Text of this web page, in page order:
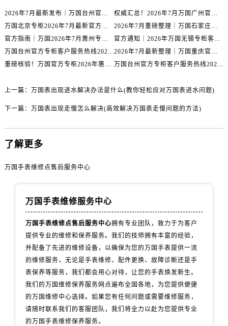
山西省忻州市忻府区和平东街与七一南路交叉口万国售后服务中心（需提前预约）
山西省长治市潞州区英雄中路万国售后服务中心（需提前预约）
天津市和平区赤峰道136号天津国际金融中心26层2603室万国售后服务中心（需提前预约）
2026年7月最新发布｜万国台州官方专柜客户服务热线与专柜信息攻略
权威汇总！2026年7月万国广州官方专柜客户服务电话及门店名录
万国北京专柜2026年7月最新官方客服热线｜门店信息及服务攻略发布
2026年7月重磅整理｜万国石家庄官方专柜服务电话&客户服务中心公告
官方指南｜万国2026年7月惠州专柜客户服务热线与门店信息全攻略
官方通知｜2026年万国无锡专柜客户服务热线全新升级（附7月最新专柜信息汇总）
万国台州官方专柜客户服务热线2026年7月最新公告｜专柜信息权威核验
2026年7月最新整理｜万国重庆官方专柜名录+客服电话，门店信息大公开
重磅核验！万国官方专柜2026年惠州客户服务热线与门店信息（7月最新）
万国台州官方专柜客户服务热线2026年7月最新通告｜专柜信息权威发布
上一篇： 万国表出现进水解决办法是什么(教你轻松应对万国表进水问题)
下一篇： 万国表出现走慢怎么解决(高效解决万国表走慢问题的方法)
了解更多
万国手表维修点售后服务中心
万国手表维修服务中心
万国手表维修点售后服务中心拥有专业团队，致力于为客户
提供专业的维修和保养服务。我们的技师拥有丰富的经验，
并配备了先进的维修设备，以确保为您的万国手表提供一流
的维修服务，无论是手表维修、配件更换、故障诊断还是手
表保养等服务，我们都会用心对待，让您的手表焕发新生。
我们的万国维修保养服务网点遍布全国各地，为您提供便捷
的万国维修中心选择。如果您有任何问题或需要维修服务，
请随时联系我们的客服团队，我们将全力以赴为您提供专业
的万国手表维修保养服务。